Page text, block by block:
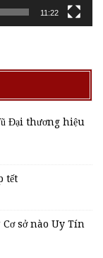
11:22
Đại thương hiệu
tết
sở nào Uy Tín